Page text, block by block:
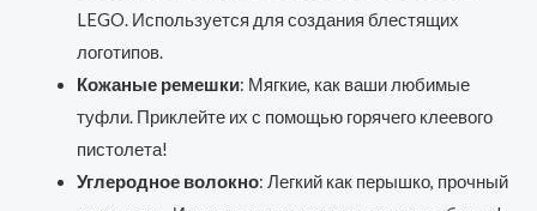
LEGO. Используется для создания блестящих
логотипов.
Кожаные ремешки: Мягкие, как ваши любимые
туфли. Приклейте их с помощью горячего клеевого
пистолета!
Углеродное волокно: Легкий как перышко, прочный